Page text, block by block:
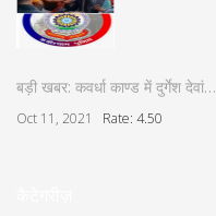
बड़ी खबर: कवर्धा काण्ड में दुर्गेश देवां…
Oct 11, 2021 Rate: 4.50